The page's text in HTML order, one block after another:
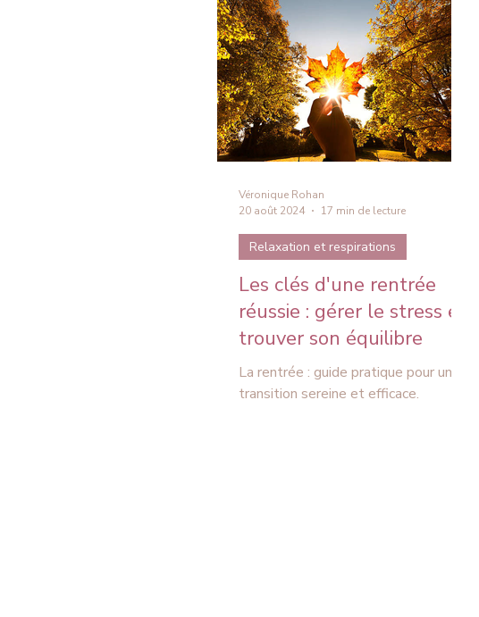
Les clés d'une rentrée
réussie : gérer le stress et
trouver son équilibre
La rentrée : guide pratique pour une
transition sereine et efficace.
Relaxation et respirations
Véronique Rohan
20 août 2024
17 min de lecture